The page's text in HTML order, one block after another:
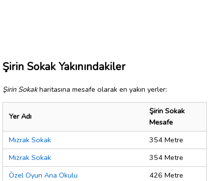
Şirin Sokak Yakınındakiler
Şirin Sokakharitasına mesafe olarak en yakın yerler:
Yer Adı
Şirin Sokak
Mesafe
Mızrak Sokak
354 Metre
Mızrak Sokak
354 Metre
Özel Oyun Ana Okulu
426 Metre